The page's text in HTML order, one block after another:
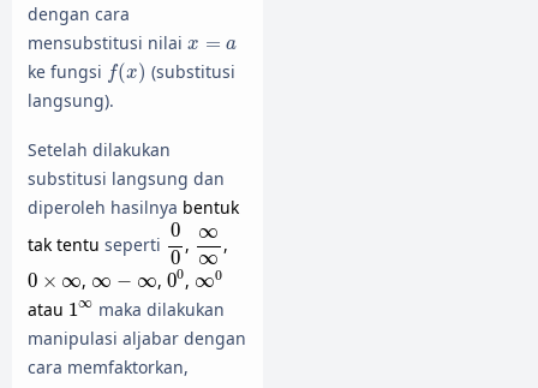
dengan cara
mensubstitusi nilai x = a
x =a
ke fungsi f(x)
f(x
(substitusi
langsung).
Setelah dilakukan
substitusi langsung dan
diperoleh hasilnya bentuk
tak tentu seperti
0
0
00
,
∞
∞
∞∞
,
0 × ∞
0 ×∞ , ∞ − ∞
∞ −∞ , 00
00, ∞0
∞0
atau 1∞
1∞ maka dilakukan
manipulasi aljabar dengan
cara memfaktorkan,